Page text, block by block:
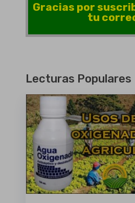
Gracias por
tu
Lecturas Populares